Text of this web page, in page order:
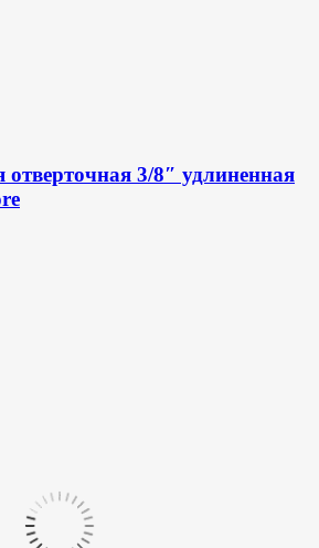
отверточная 3/8″ удлиненная